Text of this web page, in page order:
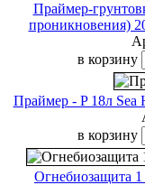
Праймер-
проникновения)
в корзину
Праймер - P 18л Sea
в корзину
Огнебиозащита